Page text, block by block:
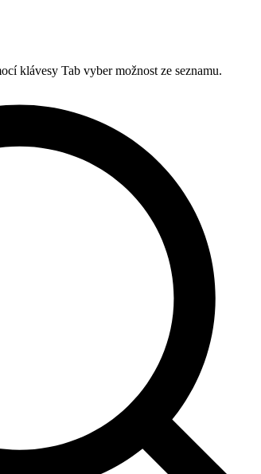
klávesy Tab vyber možnost ze seznamu.